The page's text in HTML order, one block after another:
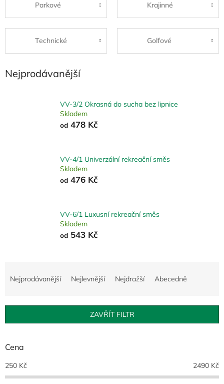
Parkové Krajinné
Technické Golfové
Nejprodávanější
VV-3/2 Okrasná do sucha bez lipnice
Skladem
od 478 Kč
VV-4/1 Univerzální rekreační směs
Skladem
od 476 Kč
VV-6/1 Luxusní rekreační směs
Skladem
od 543 Kč
í
r
d
u
Nejprodávanější Nejlevnější Nejdražší Abecedně
ZAVŘÍT FILTR
Cena
250 Kč 2490 Kč